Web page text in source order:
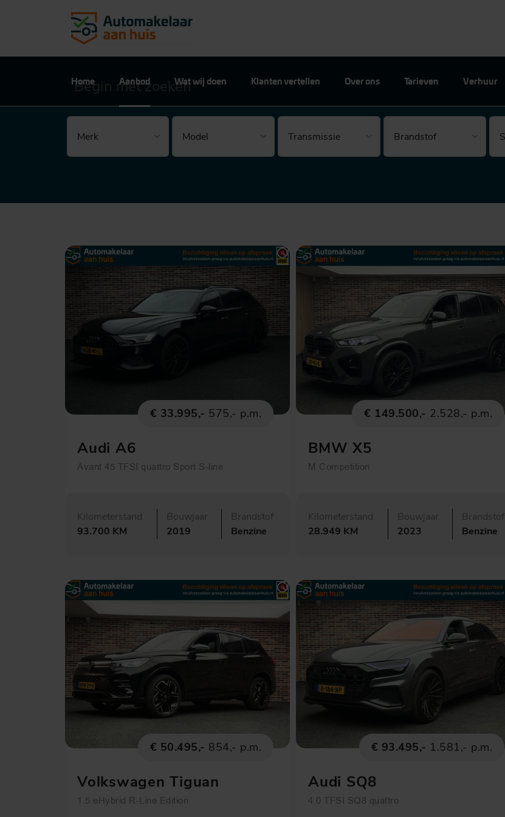
Home Aanbod Wat wij doen Klanten vertellen Over ons Tarieven Verhuur
Begin met zoeken
Brandstof
€ 33.995,- 575,- p.m.
Audi A6
Avant 45 TFSI quattro Sport S-line
Kilometerstand
93.700 KM
Bouwjaar
2019
Brandstof
Benzine
€ 149.500,- 2.528,- p.m.
BMW X5
M Competition
Kilometerstand
28.949 KM
Bouwjaar
2023
Brandstof
Benzine
€ 50.495,- 854,- p.m.
Volkswagen Tiguan
1.5 eHybrid R-Line Edition
€ 93.495,- 1.581,- p.m.
Audi SQ8
4.0 TFSI SQ8 quattro